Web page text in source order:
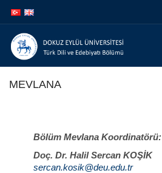
atla
atla
MEVLANA
Bölüm Mevlana Koordinatörü:
Doç. Dr. Halil Sercan KOŞİK
sercan.kosik@deu.edu.tr